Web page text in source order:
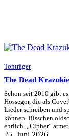
Tonträger
The Dead
Schon seit 2010 gibt
Hossegor, die als
Lieder schreiben und
können. Bisschen
ehrlich. „Cipher”